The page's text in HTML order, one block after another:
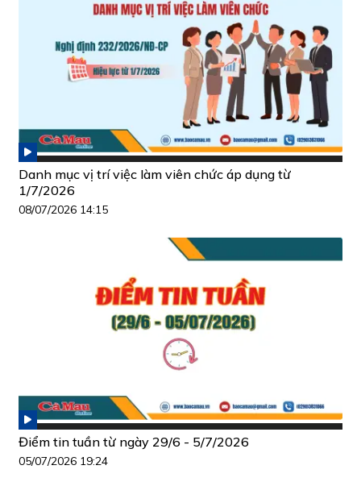
Danh mục vị trí việc làm viên chức áp dụng từ
1/7/2026
08/07/2026 14:15
Điểm tin tuần từ ngày 29/6 - 5/7/2026
05/07/2026 19:24